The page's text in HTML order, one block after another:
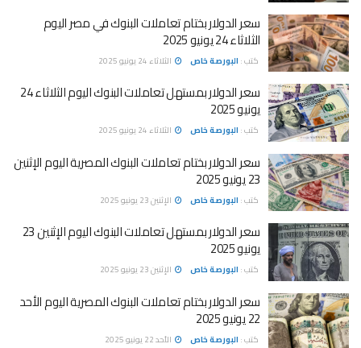
سعر الدولار بختام تعاملات البنوك في مصر اليوم
الثلاثاء 24 يونيو 2025
كتب : البورصة خاص الثلاثاء 24 يونيو 2025
سعر الدولار بمستهل تعاملات البنوك اليوم الثلاثاء 24
يونيو 2025
كتب : البورصة خاص الثلاثاء 24 يونيو 2025
سعر الدولار بختام تعاملات البنوك المصرية اليوم الإثنين
23 يونيو 2025
كتب : البورصة خاص الإثنين 23 يونيو 2025
سعر الدولار بمستهل تعاملات البنوك اليوم الإثنين 23
يونيو 2025
كتب : البورصة خاص الإثنين 23 يونيو 2025
سعر الدولار بختام تعاملات البنوك المصرية اليوم الأحد
22 يونيو 2025
كتب : البورصة خاص الأحد 22 يونيو 2025